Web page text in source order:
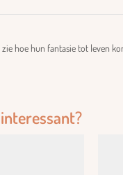
hoe hun fantasie tot leven